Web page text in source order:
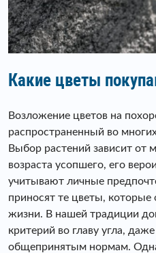
Какие цветы
Возложение цветов на
распространенный во
Выбор растений зависит от
возраста усопшего, его
учитывают личные
приносят те цветы,
жизни. В нашей традиции
критерий во главу угла,
общепринятым нормам.